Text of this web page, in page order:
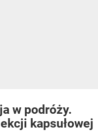
w podróży.
kapsułowej